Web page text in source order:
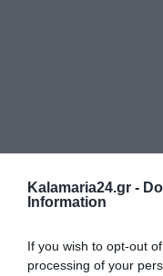
Kalamaria24.gr -
Information
If you wish to opt-out
processing of your